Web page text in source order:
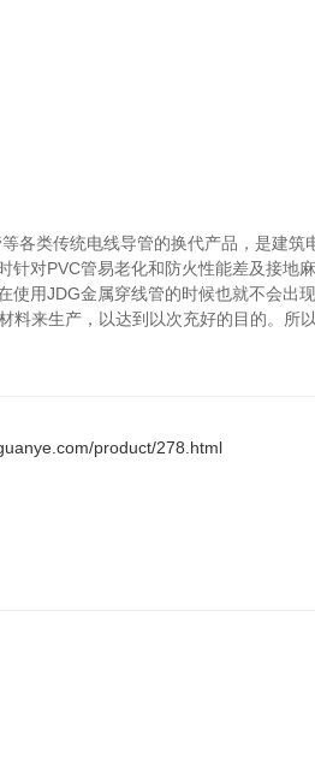
各类传统电线导管的换代产品，是建
针对PVC管易老化和防火性能差及接
使用JDG金属穿线管的时候也就不会
料来生产，以达到以次充好的目的。所
product/278.html